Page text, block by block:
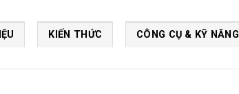
KIẾN THỨC CÔNG CỤ & KỸ NĂNG